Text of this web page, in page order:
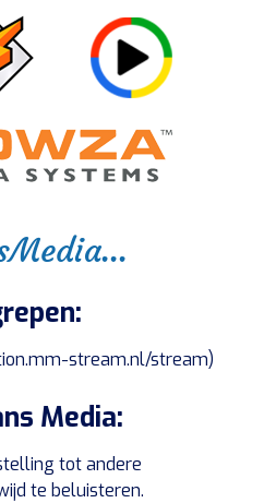
stream.nl/stream)
Media:
tot andere
te beluisteren.